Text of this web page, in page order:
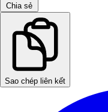
Chia sẻ
Sao chép liên kết